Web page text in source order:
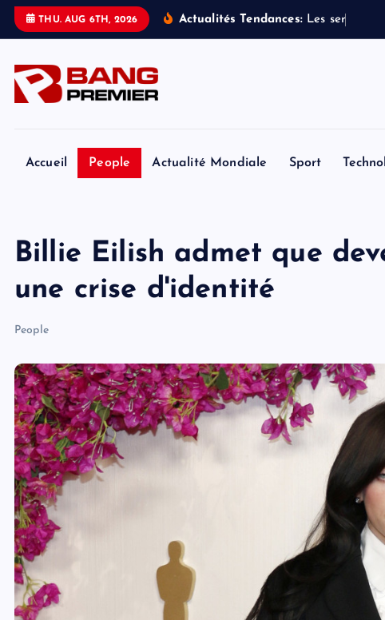
THU. AUG 6TH, 2026 Actualités Tendances: Les ser
Accueil People Actualité Mondiale Sport
Billie Eilish admet que
une crise d'identité
People